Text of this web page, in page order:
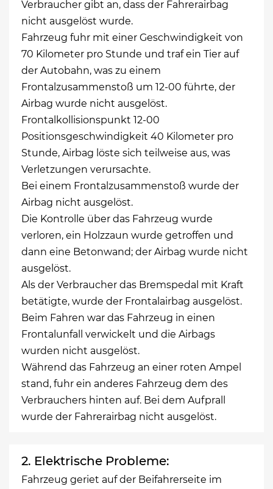
Verbraucher gibt an, dass der Fahrerairbag
nicht ausgelöst wurde.
Fahrzeug fuhr mit einer Geschwindigkeit von
70 Kilometer pro Stunde und traf ein Tier auf
der Autobahn, was zu einem
Frontalzusammenstoß um 12-00 führte, der
Airbag wurde nicht ausgelöst.
Frontalkollisionspunkt 12-00
Positionsgeschwindigkeit 40 Kilometer pro
Stunde, Airbag löste sich teilweise aus, was
Verletzungen verursachte.
Bei einem Frontalzusammenstoß wurde der
Airbag nicht ausgelöst.
Die Kontrolle über das Fahrzeug wurde
verloren, ein Holzzaun wurde getroffen und
dann eine Betonwand; der Airbag wurde nicht
ausgelöst.
Als der Verbraucher das Bremspedal mit Kraft
betätigte, wurde der Frontalairbag ausgelöst.
Beim Fahren war das Fahrzeug in einen
Frontalunfall verwickelt und die Airbags
wurden nicht ausgelöst.
Während das Fahrzeug an einer roten Ampel
stand, fuhr ein anderes Fahrzeug dem des
Verbrauchers hinten auf. Bei dem Aufprall
wurde der Fahrerairbag nicht ausgelöst.
2. Elektrische Probleme:
Fahrzeug geriet auf der Beifahrerseite im